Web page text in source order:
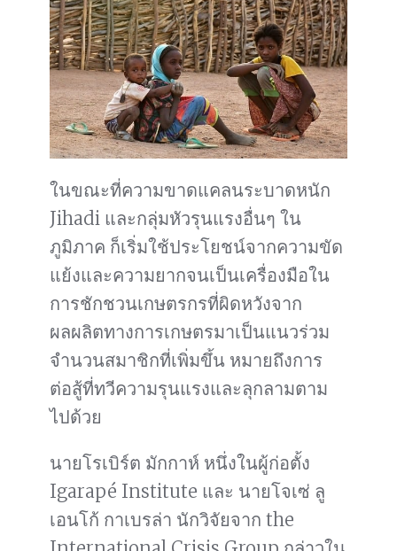
ในขณะที่ความขาดแคลนระบาดหนัก
Jihadi และกลุ่มหัวรุนแรงอื่นๆ ใน
ภูมิภาค ก็เริ่มใช้ประโยชน์จากความขัด
แย้งและความยากจนเป็นเครื่องมือใน
การชักชวนเกษตรกรที่ผิดหวังจาก
ผลผลิตทางการเกษตรมาเป็นแนวร่วม
จำนวนสมาชิกที่เพิ่มขึ้น หมายถึงการ
ต่อสู้ที่ทวีความรุนแรงและลุกลามตาม
ไปด้วย
นายโรเบิร์ต มักกาห์ หนึ่งในผู้ก่อตั้ง
Igarapé Institute และ นายโจเซ่ ลู
เอนโก้ กาเบรล่า นักวิจัยจาก the